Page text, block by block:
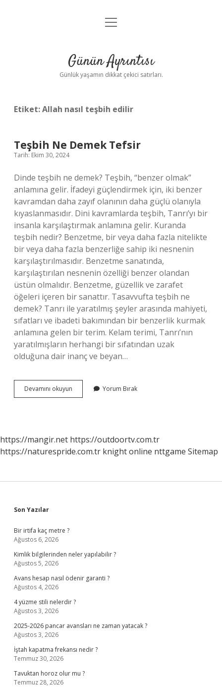
Anasayfa
Yasal Uyarı
menüyü
Günün Ayrıntısı
Günlük yaşamın dikkat çekici satırları.
Etiket:Allah nasıl teşbih edilir
Teşbih Ne Demek Tefsir
Tarih: Ekim 30, 2024
Dinde teşbih ne demek? Teşbih, “benzer olmak”
anlamına gelir. İfadeyi güçlendirmek için, iki benzer
kavramdan daha zayıf olanının daha güçlü olanıyla
kıyaslanmasıdır. Dini kavramlarda teşbih, Tanrı’yı ​​bir
insanla karşılaştırmak anlamına gelir. Kuranda
teşbih nedir? Benzetme, bir veya daha fazla nitelikte
bir veya daha fazla benzerliğe sahip iki nesnenin
karşılaştırılmasıdır. Benzetme sanatında,
karşılaştırılan nesnenin özelliği benzer olandan
üstün olmalıdır. Benzetme, güzellik ve zarafet
öğeleri içeren bir sanattır. Tasavvufta teşbih ne
demek? Tanrı ile yaratılmış şeyler arasında mahiyeti,
sıfatları ve ibadeti bakımından bir benzerlik kurmak
anlamına gelen bir terim. Kelam terimi, Tanrı’nın
yaratılmışların herhangi bir sıfatından uzak
olduğuna dair inanç ve beyan…
Devamını okuyun
Ne
Yorum Bırak
https://mangir.net https://outdoortv.com.tr
https://naturespride.com.tr knight online nttgame Sitemap
Sidebar
Son Yazılar
Bir irtifa kaç metre ?
Ağustos 6, 2026
Kimlik bilgilerinden neler yapılabilir ?
Ağustos 5, 2026
Avans hesap nasıl ödenir garanti ?
Ağustos 4, 2026
4 yüzme stili nelerdir ?
Ağustos 3, 2026
2025-2026 pancar avansları ne zaman yatacak ?
Ağustos 3, 2026
İştah kapatma frekansı nedir ?
Temmuz 30, 2026
Tavuktan horoz olur mu ?
Temmuz 28, 2026